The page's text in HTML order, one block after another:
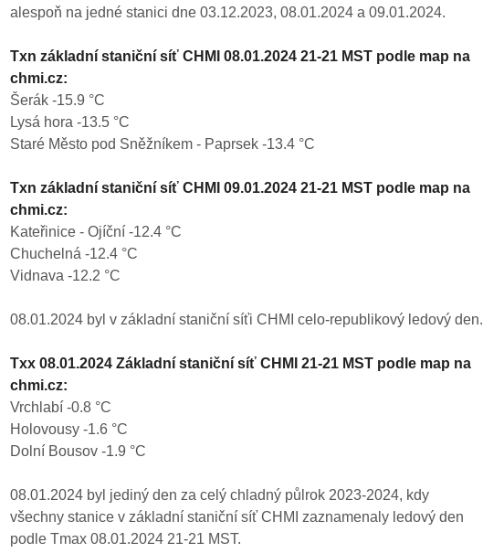
alespoň na jedné stanici dne 03.12.2023, 08.01.2024 a 09.01.2024.
Txn základní staniční síť CHMI 08.01.2024 21-21 MST podle map na
chmi.cz:
Šerák -15.9 °C
Lysá hora -13.5 °C
Staré Město pod Sněžníkem - Paprsek -13.4 °C
Txn základní staniční síť CHMI 09.01.2024 21-21 MST podle map na
chmi.cz:
Kateřinice - Ojíční -12.4 °C
Chuchelná -12.4 °C
Vidnava -12.2 °C
08.01.2024 byl v základní staniční síťi CHMI celo-republikový ledový den.
Txx 08.01.2024 Základní staniční síť CHMI 21-21 MST podle map na
chmi.cz:
Vrchlabí -0.8 °C
Holovousy -1.6 °C
Dolní Bousov -1.9 °C
08.01.2024 byl jediný den za celý chladný půlrok 2023-2024, kdy
všechny stanice v základní staniční síť CHMI zaznamenaly ledový den
podle Tmax 08.01.2024 21-21 MST.